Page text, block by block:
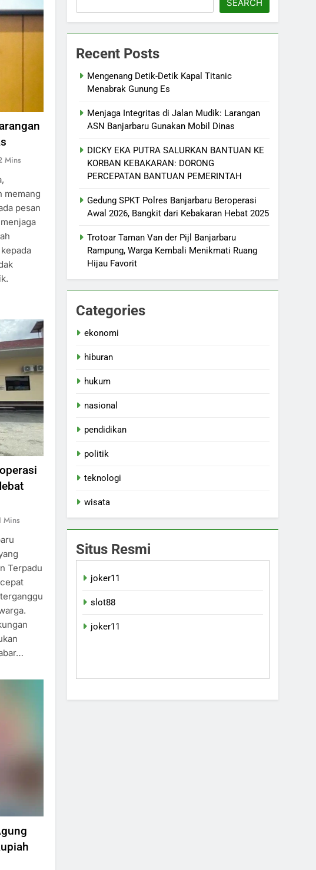
Mins
memang
pesan
Mins
Terpadu
SEARCH
Recent Posts
Mengenang Detik-Detik Kapal Titanic
Menabrak Gunung Es
Menjaga Integritas di Jalan Mudik: Larangan
ASN Banjarbaru Gunakan Mobil Dinas
DICKY EKA PUTRA SALURKAN BANTUAN KE
KORBAN KEBAKARAN: DORONG
PERCEPATAN BANTUAN PEMERINTAH
Gedung SPKT Polres Banjarbaru Beroperasi
Awal 2026, Bangkit dari Kebakaran Hebat 2025
Trotoar Taman Van der Pijl Banjarbaru
Rampung, Warga Kembali Menikmati Ruang
Hijau Favorit
Categories
ekonomi
hiburan
hukum
nasional
pendidikan
politik
teknologi
wisata
Situs Resmi
joker11
slot88
joker11